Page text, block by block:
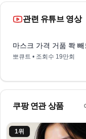
관련 유튜브 영상
마스크 가격 거품 쫙
뽀큐트 • 조회수 19만회
쿠팡 연관 상품
1위